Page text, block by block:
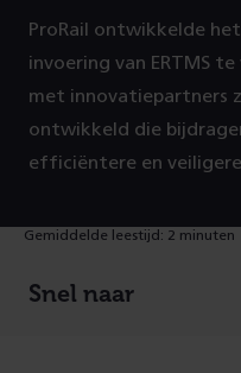
ProRail ontwikkelde
invoering van ERTMS
met innovatiepartners
ontwikkeld die
efficiëntere en
Gemiddelde leestijd: 2 minuten
Snel naar